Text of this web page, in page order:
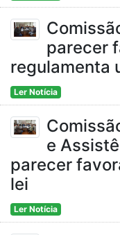
parecer
regulamenta
Ler Notícia
e
parecer
lei
Ler Notícia